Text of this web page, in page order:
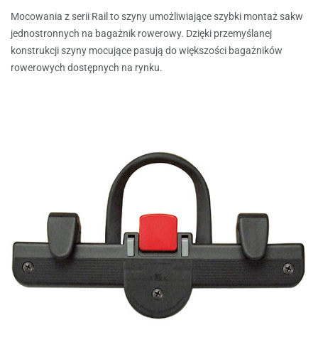
Mocowania z serii Rail to szyny umożliwiające szybki montaż sakw
jednostronnych na bagażnik rowerowy. Dzięki przemyślanej
konstrukcji szyny mocujące pasują do większości bagażników
rowerowych dostępnych na rynku.